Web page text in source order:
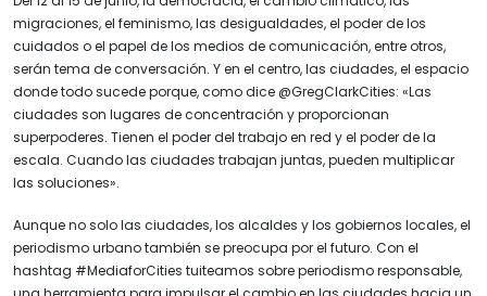
migraciones, el feminismo, las desigualdades, el poder de los
cuidados o el papel de los medios de comunicación, entre otros,
serán tema de conversación. Y en el centro, las ciudades, el espacio
donde todo sucede porque, como dice @GregClarkCities: «Las
ciudades son lugares de concentración y proporcionan
superpoderes. Tienen el poder del trabajo en red y el poder de la
escala. Cuando las ciudades trabajan juntas, pueden multiplicar
las soluciones».
Aunque no solo las ciudades, los alcaldes y los gobiernos locales, el
periodismo urbano también se preocupa por el futuro. Con el
hashtag #MediaforCities tuiteamos sobre periodismo responsable,